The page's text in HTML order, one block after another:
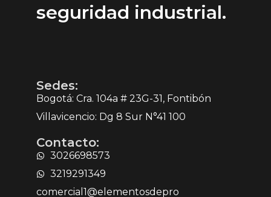
seguridad industrial.
Sedes:
Bogotá: Cra. 104a # 23G-31, Fontibón
Villavicencio: Dg 8 Sur N°41 100
Contacto:
3026698573
3219291349
comercial1@elementosdepro